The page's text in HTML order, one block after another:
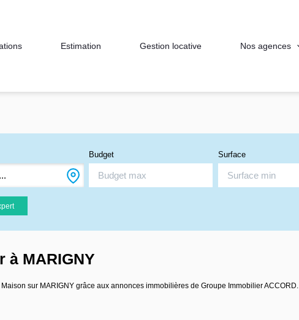
Estimation Gestion locative Nos agences
Budget Surface
à MARIGNY
sur MARIGNY grâce aux annonces immobilières de Groupe Immobilier ACCORD.